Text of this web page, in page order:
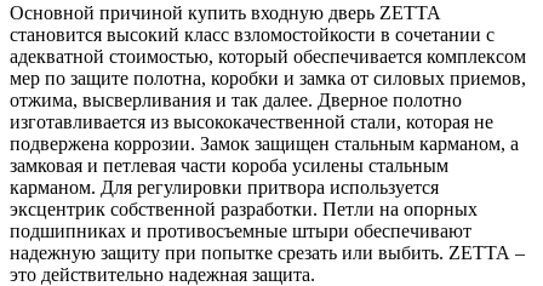
Основной причиной купить входную дверь ZЕТТА
становится высокий класс взломостойкости в сочетании с
адекватной стоимостью, который обеспечивается комплексом
мер по защите полотна, коробки и замка от силовых приемов,
отжима, высверливания и так далее. Дверное полотно
изготавливается из высококачественной стали, которая не
подвержена коррозии. Замок защищен стальным карманом, а
замковая и петлевая части короба усилены стальным
карманом. Для регулировки притвора используется
эксцентрик собственной разработки. Петли на опорных
подшипниках и противосъемные штыри обеспечивают
надежную защиту при попытке срезать или выбить. ZЕТТА –
это действительно надежная защита.